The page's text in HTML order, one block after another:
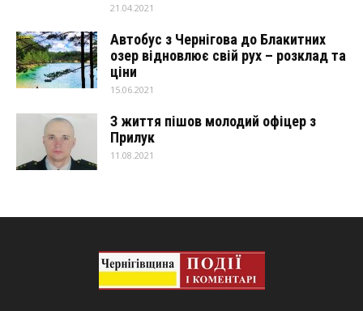
21.04.2021
Автобус з Чернігова до Блакитних
озер відновлює свій рух – розклад та
ціни
15.06.2021
З життя пішов молодий офіцер з
Прилук
11.08.2021